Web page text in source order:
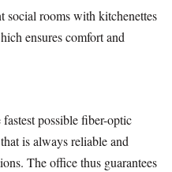
social rooms with kitchenettes
ensures comfort and
possible fiber-optic
is always reliable and
The office thus guarantees